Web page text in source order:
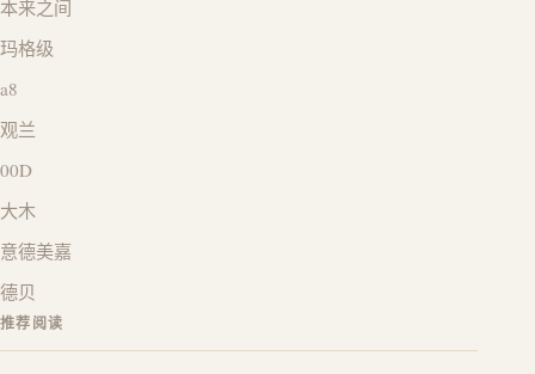
本来之间
玛格级
a8
观兰
00D
大木
意德美嘉
德贝
推荐阅读